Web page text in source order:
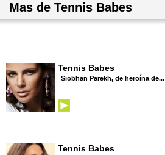
Mas de Tennis Babes
Tennis Babes
Siobhan Parekh, de heroína de...
Tennis Babes